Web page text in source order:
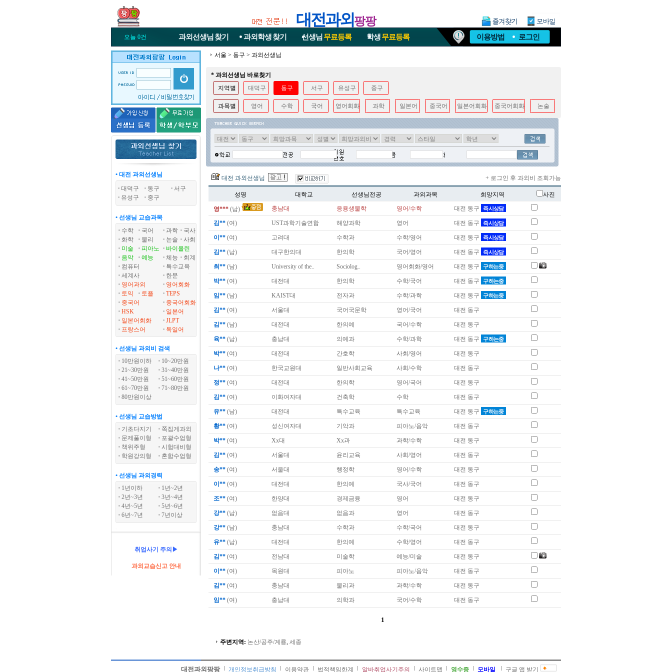
대전과외팡팡
오늘 0건 과외선생님 찾기 과외학생찾기 선생님 무료등록 학생무료등록 이용방법 로그인
• 대전 과외선생님
대덕구
동구
서구
유성구
중구
• 선생님 교습과목
수학
국어 과학
국사
화학
물리 논술
사회
미술
피아노
바이올린
음악
예능 체능
회계
컴퓨터
특수교육
세계사
한문
영어과외
영어회화
토익
토플
TEPS
중국어
중국어회화
HSK
일본어
일본어회화
JLPT
프랑스어
독일어
• 선생님 과외비 검색
10만원이하
10~20만원
21~30만원
31~40만원
41~50만원
51~60만원
61~70만원
71~80만원
80만원이상
• 선생님 교습방법
기초다지기
쪽집게과외
문제풀이형
포괄수업형
책위주형
시험대비형
학원강의형
혼합수업형
• 선생님 과외경력
1년이하
1년~2년
2년~3년
3년~4년
4년~5년
5년~6년
6년~7년
7년이상
취업사기 주의▶
과외교습신고 안내
서울 > 동구 > 과외선생님
* 과외선생님 바로찾기
지역별
대덕구 동구 서구 유성구 중구
과목별 영어 수학 국어 영어회화 과학 일본어 중국어 일본어회화 중국어회화 논술
대전 과외선생님 + 로그인 후 과외비 조회가능
성명 대학교 선생님전공 과외과목 희망지역 사진
영*** (남) 충남대 응용생물학 영어/수학 대전 동구 즉시상담
김** (여) UST과학기술연합 해양과학 영어 대전 동구 즉시상담
이** (여) 고려대 수학과 수학/영어 대전 동구 즉시상담
김** (남) 대구한의대 한의학 국어/영어 대전 동구 즉시상담
최** (남) University of the.. Sociolog.. 영어회화/영어 대전 동구 구하는중
박** (여) 대전대 한의학 수학/국어 대전 동구 구하는중
임** (남) KAIST대 전자과 수학/과학 대전 동구 구하는중
김** (여) 서울대 국어국문학 영어/국어 대전 동구
김** (남) 대전대 한의예 국어/수학 대전 동구
육** (남) 충남대 의예과 수학/과학 대전 동구 구하는중
박** (여) 대전대 간호학 사회/영어 대전 동구
나** (여) 한국교원대 일반사회교육 사회/수학 대전 동구
정** (여) 대전대 한의학 영어/국어 대전 동구
김** (여) 이화여자대 건축학 수학 대전 동구
유** (남) 대전대 특수교육 특수교육 대전 동구 구하는중
황** (여) 성신여자대 기악과 피아노/음악 대전 동구
박** (여) Xx대 Xx과 과학/수학 대전 동구
김** (여) 서울대 윤리교육 사회/영어 대전 동구
송** (여) 서울대 행정학 영어/수학 대전 동구
이** (여) 대전대 한의예 국사/국어 대전 동구
조** (여) 한양대 경제금융 영어 대전 동구
강** (남) 없음대 없음과 영어 대전 동구
강** (남) 충남대 수학과 수학/국어 대전 동구
유** (남) 대전대 한의예 수학/영어 대전 동구
김** (여) 전남대 미술학 예능/미술 대전 동구
이** (여) 목원대 피아노 피아노/음악 대전 동구
김** (여) 충남대 물리과 과학/수학 대전 동구
임** (여) 충남대 의학과 국어/수학 대전 동구
1
주변지역: 논산/공주/계룡, 세종
대전과외팡팡 개인정보취급방침 이용약관 법적책임한계 알바취업사기주의 사이트맵 영수증 모바일 구글 앱 받기